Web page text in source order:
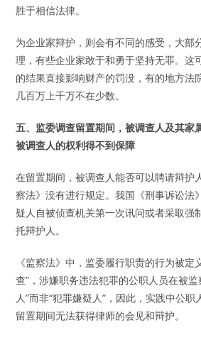
胜于相信法律。
为企业家辩护，则会有不同的感受，大部
理，有些企业家敢于和勇于坚持无罪。这
的结果直接影响财产的罚没，有的地方法
几百万上千万不在少数。
五、监委调查留置期间，被调查人及其家
被调查人的权利得不到保障
在留置期间，被调查人能否可以聘请辩护
察法》没有进行规定。我国《刑事诉讼法
疑人自被侦查机关第一次讯问或者采取强
托辩护人。
《监察法》中，监委履行职责的行为被定
查”，涉嫌职务违法犯罪的公职人员在被
人”而非“犯罪嫌疑人”，因此，实践中公
留置期间无法获得律师的会见和辩护。